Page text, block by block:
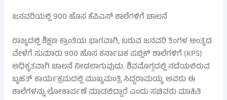
ಜನವರಿಯಲ್ಲಿ 900 ಹೊಸ ಕೆಪಿಎಸ್ ಶಾಲೆಗಳಿಗೆ ಚಾಲನೆ
ರಾಜ್ಯದಲ್ಲಿ ಶಿಕ್ಷಣ ಕ್ರಾಂತಿಯ ಭಾಗವಾಗಿ, ಬರುವ ಜನವರಿ ತಿಂಗಳ ಅಂತ್ಯದ
ವೇಳೆಗೆ ಸುಮಾರು 900 ಹೊಸ ಕರ್ನಾಟಕ ಪಬ್ಲಿಕ್ ಶಾಲೆಗಳಿಗೆ (KPS)
ಅಧಿಕೃತವಾಗಿ ಚಾಲನೆ ನೀಡಲಾಗುವುದು. ಶಿವಮೊಗ್ಗದಲ್ಲಿ ನಡೆಯಲಿರುವ
ಬೃಹತ್ ಕಾರ್ಯಕ್ರಮದಲ್ಲಿ ಮುಖ್ಯಮಂತ್ರಿ ಸಿದ್ದರಾಮಯ್ಯ ಅವರು ಈ
ಶಾಲೆಗಳನ್ನು ಲೋಕಾರ್ಪಣೆ ಮಾಡಲಿದ್ದಾರೆ ಎಂದು ಸಚಿವರು ಮಾಹಿತಿ